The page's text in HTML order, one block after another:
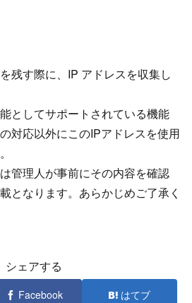
残す際に、IP アドレスを収集し
としてサポートされている機能
対応以外にこのIPアドレスを使用
管理人が事前にその内容を確認
となります。あらかじめご了承く
シェアする
Facebook はてブ